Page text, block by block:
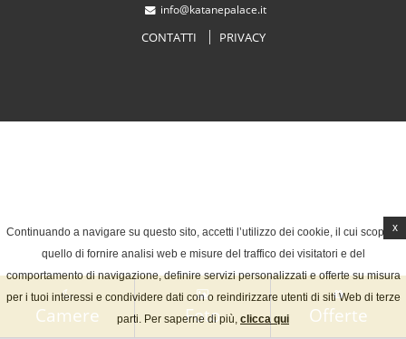
ENGLISH
DEUTSCH
Camere Foto Offerte
info@katanepalace.it
CONTATTI PRIVACY
Continuando a navigare su questo sito, accetti l’utilizzo dei cookie, il cui scopo è
quello di fornire analisi web e misure del traffico dei visitatori e del
comportamento di navigazione, definire servizi personalizzati e offerte su misura
per i tuoi interessi e condividere dati con o reindirizzare utenti di siti Web di terze
parti. Per saperne di più, clicca qui
x